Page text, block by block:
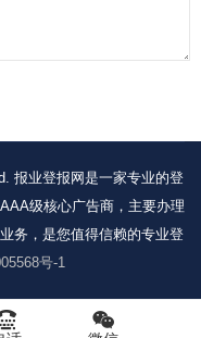
报业登报网是一家专业的登
级核心广告商，主要办理
务，是您值得信赖的专业登
号-1